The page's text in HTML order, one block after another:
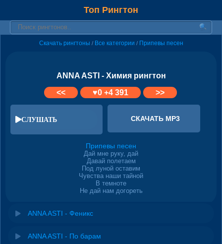
Топ Рингтон
Скачать рингтоны / Все категории / Припевы песен
ANNA ASTI - Химия рингтон
<<
♥0 +4 391 >>
СЛУШАТЬ СКАЧАТЬ MP3
Припевы песен
Дай мне руку, дай
Давай полетаем
Под луной оставим
Чувства наши тайной
В темноте
Не дай нам догореть
ANNA ASTI - Феникс
ANNA ASTI - По барам